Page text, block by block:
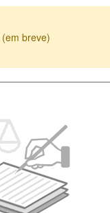
(em breve)